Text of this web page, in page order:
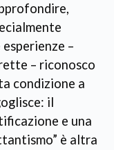
–
– riconosco
condizione a
il
e una
è altra